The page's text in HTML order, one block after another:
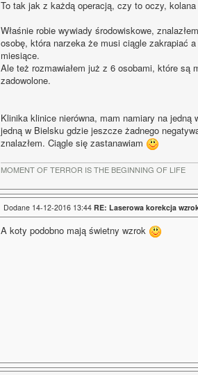
To tak jak z każdą operacją, czy to oczy,
Właśnie robie wywiady środowiskowe,
osobę, która narzeka że musi ciągle zakrapiać a
miesiące.
Ale też rozmawiałem już z 6 osobami, które są
zadowolone.
Klinika klinice nierówna, mam namiary na jedną
jedną w Bielsku gdzie jeszcze żadnego
znalazłem. Ciągle się zastanawiam
MOMENT OF TERROR IS THE BEGINNING OF LIFE
Dodane 14-12-2016 13:44 RE: Laserowa korekcja
A koty podobno mają świetny wzrok